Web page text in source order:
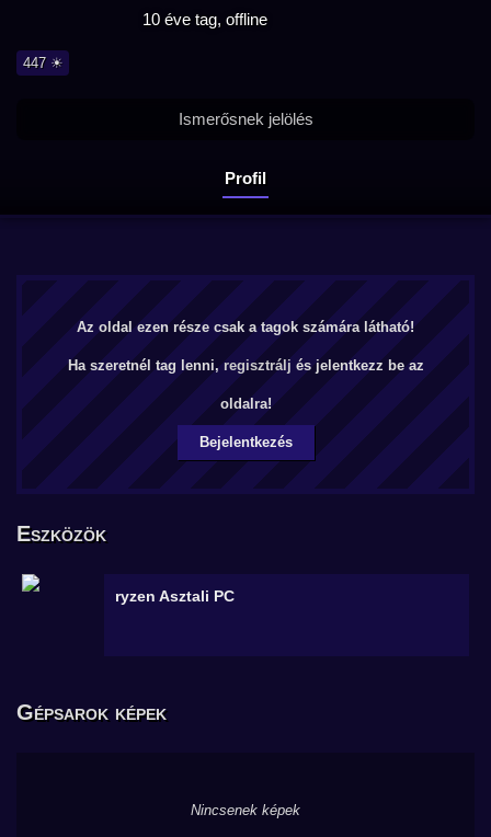
10 éve tag, offline
447 ☀
Profil
Ismerősnek jelölés
Az oldal ezen része csak a tagok számára látható!
Ha szeretnél tag lenni, regisztrálj és jelentkezz be az
oldalra!
Bejelentkezés
Eszközök
ryzen Asztali PC
Gépsarok képek
Nincsenek képek